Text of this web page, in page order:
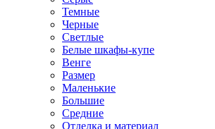
Темные
Черные
Светлые
Белые шкафы-купе
Венге
Размер
Маленькие
Большие
Средние
Отделка и материал